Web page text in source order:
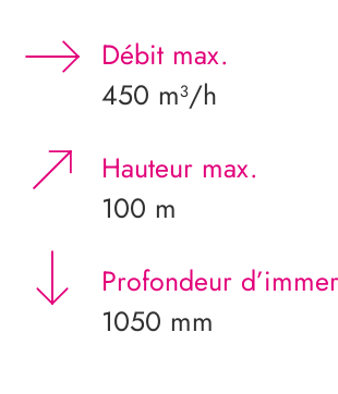
Débit max.
450 m³/h
Hauteur max.
100 m
Profondeur
1050 mm